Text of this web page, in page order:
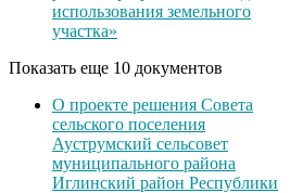
использования земельного
участка»
Показать еще 10 документов
О проекте решения Совета
сельского поселения
Ауструмский сельсовет
муниципального района
Иглинский район Республики